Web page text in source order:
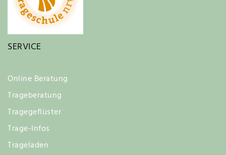
SERVICE
Online Beratung
Trageberatung
Tragegeflüster
Trage-Infos
Trageladen